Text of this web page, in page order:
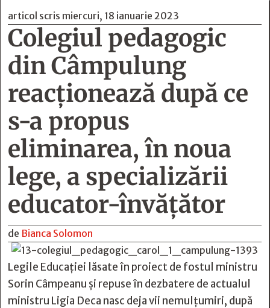
articol scris miercuri, 18 ianuarie 2023
Colegiul pedagogic
din Câmpulung
reacționează după ce
s-a propus
eliminarea, în noua
lege, a specializării
educator-învățător
de Bianca Solomon
Legile Educației lăsate în proiect de fostul ministru
Sorin Câmpeanu și repuse în dezbatere de actualul
ministru Ligia Deca nasc deja vii nemulțumiri, după